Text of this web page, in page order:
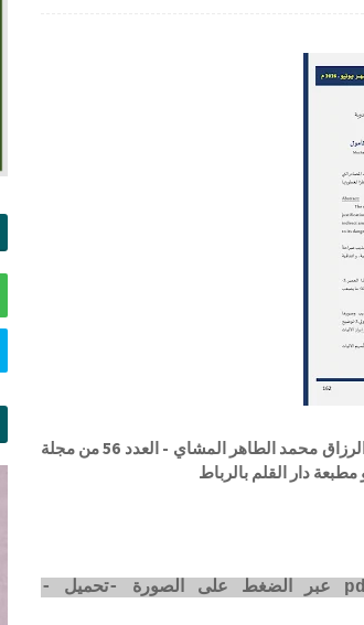
آليات مناهضة التعذيب في القانون الدولي بين الواقع والمأمول عبد الرزاق محمد الطاهر المشاي - العدد 56 من مجلة
دار القلم بالرباط
رابط تحميل المقال في كتاب المجلة بصيغته الرقمية pdf عبر الضغط على الصورة -تحميل -